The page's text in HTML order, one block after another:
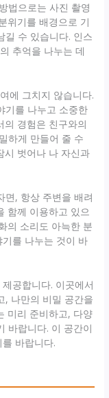
법으로는 사진 촬영
위기를 배경으로 기
길 수 있습니다. 인스
추억을 나누는 데
에 그치지 않습니다.
기를 나누고 소중한
의 경험은 친구와의
하게 만들어 줄 수
시 벗어나 나 자신과
면, 항상 주변을 배려
함께 이용하고 있으
의 소리도 아늑한 분
를 나누는 것이 바
공합니다. 이곳에서
, 나만의 비밀 공간을
미리 준비하고, 다양
바랍니다. 이 공간이
바랍니다.